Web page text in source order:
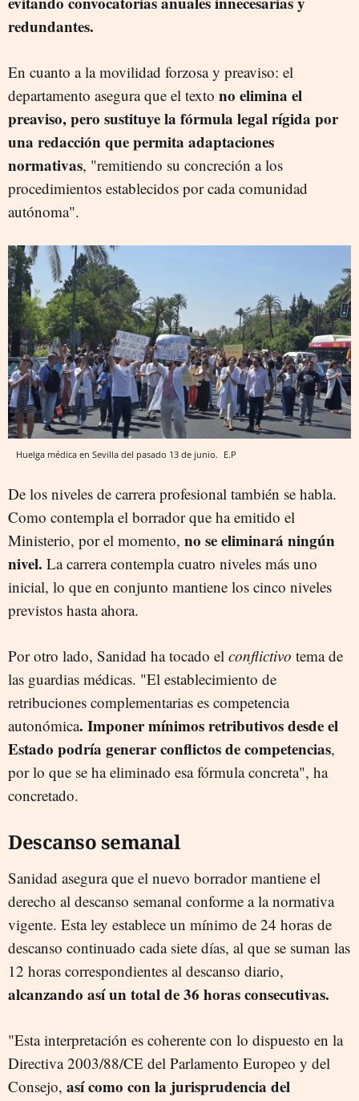
redundantes.
En cuanto a la movilidad forzosa y preaviso: el
departamento asegura que el texto no elimina el
preaviso, pero sustituye la fórmula legal rígida por
una redacción que permita adaptaciones
normativas, "remitiendo su concreción a los
procedimientos establecidos por cada comunidad
autónoma".
Huelga médica en Sevilla del pasado 13 de junio. E.P
De los niveles de carrera profesional también se habla.
Como contempla el borrador que ha emitido el
Ministerio, por el momento, no se eliminará ningún
nivel. La carrera contempla cuatro niveles más uno
inicial, lo que en conjunto mantiene los cinco niveles
previstos hasta ahora.
Por otro lado, Sanidad ha tocado el conflictivo tema de
las guardias médicas. "El establecimiento de
retribuciones complementarias es competencia
autonómica. Imponer mínimos retributivos desde el
Estado podría generar conflictos de competencias,
por lo que se ha eliminado esa fórmula concreta", ha
concretado.
Descanso semanal
Sanidad asegura que el nuevo borrador mantiene el
derecho al descanso semanal conforme a la normativa
vigente. Esta ley establece un mínimo de 24 horas de
descanso continuado cada siete días, al que se suman las
12 horas correspondientes al descanso diario,
alcanzando así un total de 36 horas consecutivas.
"Esta interpretación es coherente con lo dispuesto en la
Directiva 2003/88/CE del Parlamento Europeo y del
Consejo, así como con la jurisprudencia del